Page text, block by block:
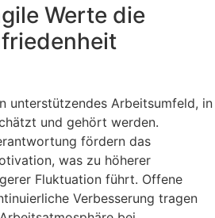
Werte die
unterstützendes Arbeitsumfeld, in
und gehört werden.
fördern das
was zu höherer
Fluktuation führt. Offene
Verbesserung tragen